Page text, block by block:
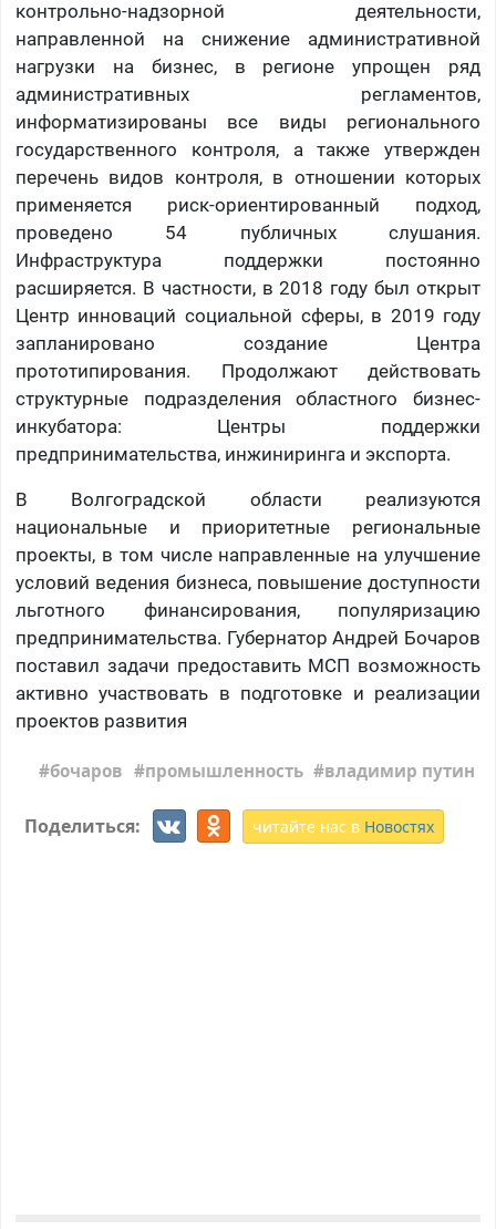
контрольно-надзорной деятельности,
направленной на снижение административной
нагрузки на бизнес, в регионе упрощен ряд
административных регламентов,
информатизированы все виды регионального
государственного контроля, а также утвержден
перечень видов контроля, в отношении которых
применяется риск-ориентированный подход,
проведено 54 публичных слушания.
Инфраструктура поддержки постоянно
расширяется. В частности, в 2018 году был открыт
Центр инноваций социальной сферы, в 2019 году
запланировано создание Центра
прототипирования. Продолжают действовать
структурные подразделения областного бизнес-
инкубатора: Центры поддержки
предпринимательства, инжиниринга и экспорта.
В Волгоградской области реализуются
национальные и приоритетные региональные
проекты, в том числе направленные на улучшение
условий ведения бизнеса, повышение доступности
льготного финансирования, популяризацию
предпринимательства. Губернатор Андрей Бочаров
поставил задачи предоставить МСП возможность
активно участвовать в подготовке и реализации
проектов развития
бочаров промышленность владимир путин
Поделиться: читайте нас в Новостях